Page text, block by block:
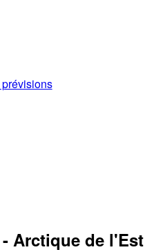
Arctique de l'Est